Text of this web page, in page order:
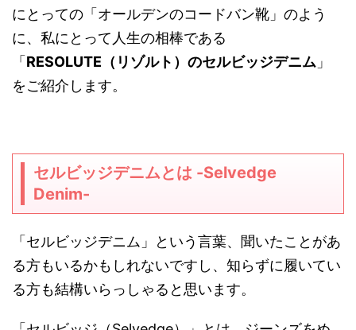
にとっての「オールデンのコードバン靴」のよう
に、私にとって人生の相棒である
「 RESOLUTE（リゾルト）のセルビッジデニム 」
をご紹介します。
セルビッジデニムとは -Selvedge
Denim-
「セルビッジデニム」という言葉、聞いたことがあ
る方もいるかもしれないですし、知らずに履いてい
る方も結構いらっしゃると思います。